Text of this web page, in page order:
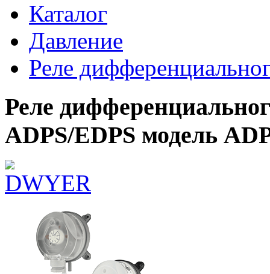
Каталог
Давление
Реле
Реле
ADPS/EDPS модель